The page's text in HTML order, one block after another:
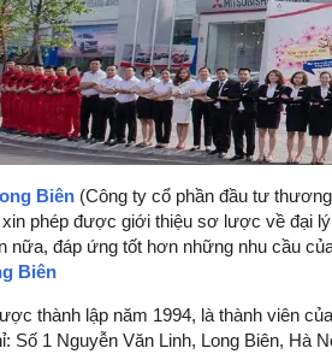
Biên (Công ty cổ phần đầu tư
phép được giới thiệu sơ lược về đại
nữa, đáp ứng tốt hơn những nhu cầu
Biên
thành lập năm 1994, là thành viên
Số 1 Nguyễn Văn Linh, Long Biên, Hà